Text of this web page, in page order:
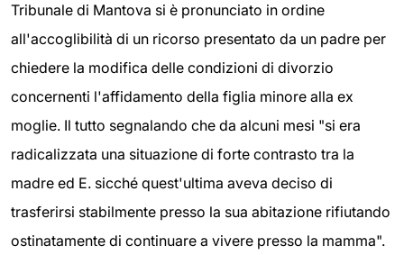
Tribunale di Mantova si è pronunciato in ordine
all'accoglibilità di un ricorso presentato da un padre per
chiedere la modifica delle condizioni di divorzio
concernenti l'affidamento della figlia minore alla ex
moglie. Il tutto segnalando che da alcuni mesi "si era
radicalizzata una situazione di forte contrasto tra la
madre ed E. sicché quest'ultima aveva deciso di
trasferirsi stabilmente presso la sua abitazione rifiutando
ostinatamente di continuare a vivere presso la mamma".